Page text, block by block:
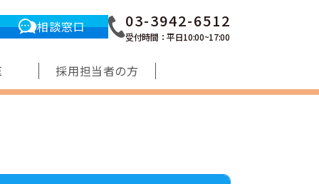
相談窓口 03-3942-6512
受付時間：平日10:00~17:00
採用担当者の方